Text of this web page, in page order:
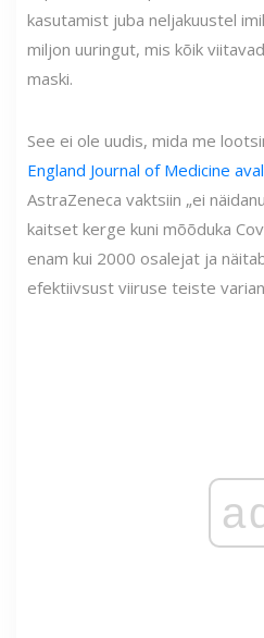
kasutamist juba neljakuustel
miljon uuringut, mis kõik
maski.
See ei ole uudis, mida me
England Journal of Medicine
AstraZeneca vaktsiin „ei
kaitset kerge kuni mõõduka
enam kui 2000 osalejat ja
efektiivsust viiruse teiste